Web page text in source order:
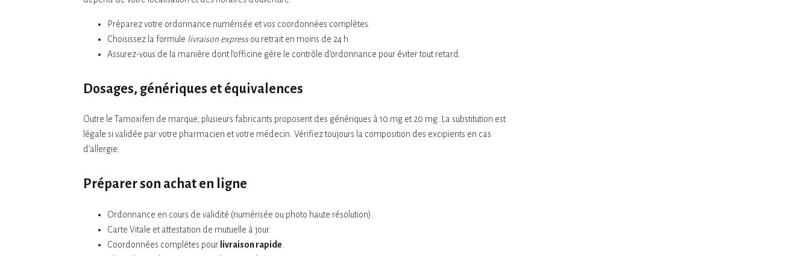
Préparez votre ordonnance numérisée et vos coordonnées complètes.
Choisissez la formule livraison expressou retrait en moins de 24 h.
Assurez-vous de la manière dont l’officine gère le contrôle d’ordonnance pour éviter tout retard.
Dosages, génériques et équivalences
Outre le Tamoxifen de marque, plusieurs fabricants proposent des génériques à 10 mg et 20 mg. La substitution est
légale si validée par votre pharmacien et votre médecin. Vérifiez toujours la composition des excipients en cas
d’allergie.
Préparer son achat en ligne
Ordonnance en cours de validité (numérisée ou photo haute résolution).
Carte Vitale et attestation de mutuelle à jour.
Coordonnées complètes pour livraison rapide.